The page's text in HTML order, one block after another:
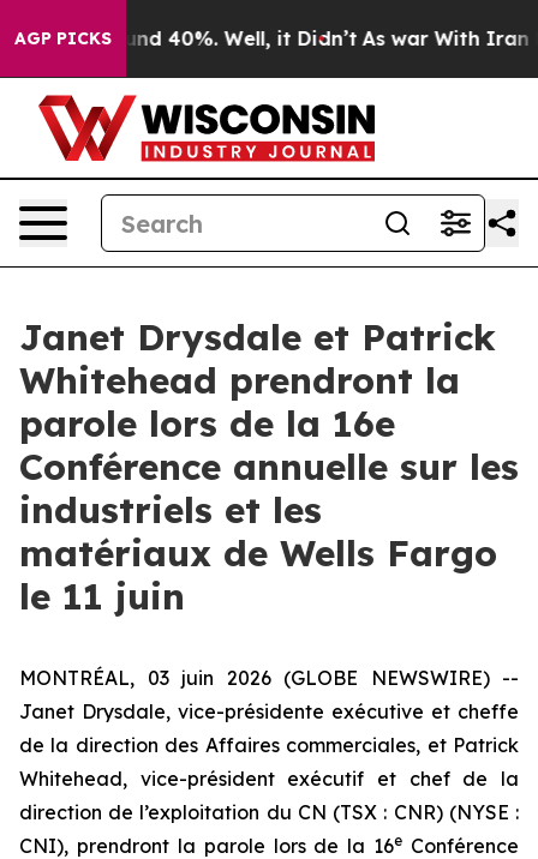
AGP PICKSAround 40%. Well, it Didn’t As war With Iran
Janet Drysdale et Patrick
Whitehead prendront la
parole lors de la 16e
Conférence annuelle sur les
industriels et les
matériaux de Wells Fargo
le 11 juin
MONTRÉAL, 03 juin 2026 (GLOBE NEWSWIRE) --
Janet Drysdale, vice-présidente exécutive et cheffe
de la direction des Affaires commerciales, et Patrick
Whitehead, vice-président exécutif et chef de la
direction de l’exploitation du CN (TSX : CNR) (NYSE :
CNI), prendront la parole lors de la 16e Conférence